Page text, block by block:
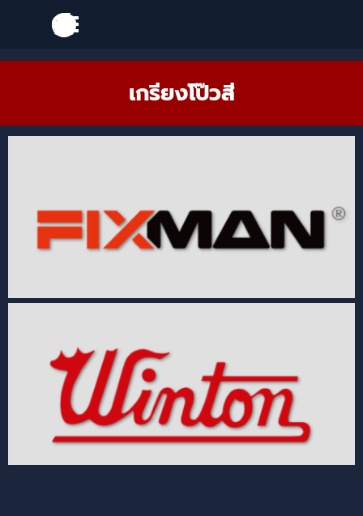
Skip menu
Skip menu
เกรียงโป๊วสี